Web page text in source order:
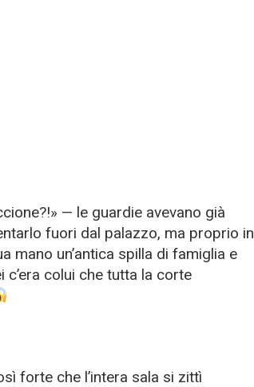
— le guardie avevano già
fuori dal palazzo, ma proprio in
mano un’antica spilla di famiglia e
colui che tutta la corte
forte che l’intera sala si zittì